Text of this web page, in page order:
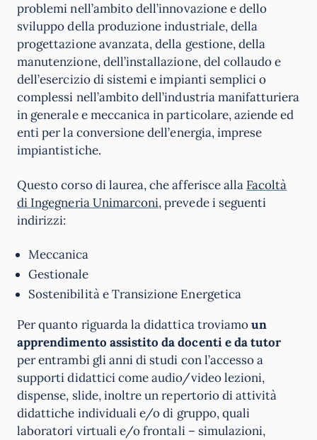
problemi nell’ambito dell’innovazione e dello
sviluppo della produzione industriale, della
progettazione avanzata, della gestione, della
manutenzione, dell’installazione, del collaudo e
dell’esercizio di sistemi e impianti semplici o
complessi nell’ambito dell’industria manifatturiera
in generale e meccanica in particolare, aziende ed
enti per la conversione dell’energia, imprese
impiantistiche.
Questo corso di laurea, che afferisce alla Facoltà
di Ingegneria Unimarconi, prevede i seguenti
indirizzi:
Meccanica
Gestionale
Sostenibilità e Transizione Energetica
Per quanto riguarda la didattica troviamoun
apprendimento assistito da docenti e da tutor
per entrambi gli anni di studi con l’accesso a
supporti didattici come audio/video lezioni,
dispense, slide, inoltre un repertorio di attività
didattiche individuali e/o di gruppo, quali
laboratori virtuali e/o frontali – simulazioni,